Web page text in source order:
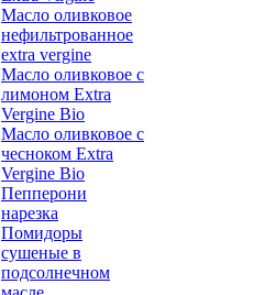
Масло оливковое
нефильтрованное
extra vergine
Масло оливковое с
лимоном Extra
Vergine Bio
Масло оливковое с
чесноком Extra
Vergine Bio
Пепперони
нарезка
Помидоры
сушеные в
подсолнечном